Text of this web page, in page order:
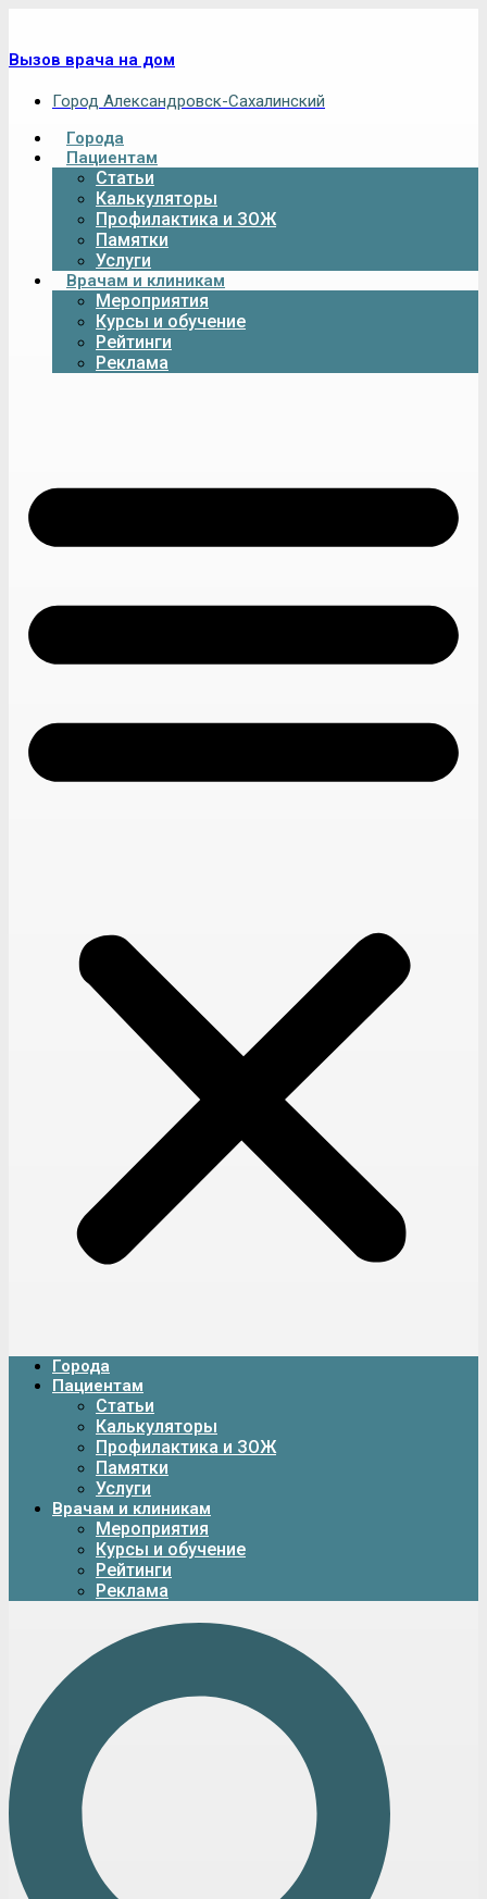
Вызов врача на дом
Город Александровск-Сахалинский
Города
Пациентам
Статьи
Калькуляторы
Профилактика и ЗОЖ
Памятки
Услуги
Врачам и клиникам
Мероприятия
Курсы и обучение
Рейтинги
Реклама
Города
Пациентам
Статьи
Калькуляторы
Профилактика и ЗОЖ
Памятки
Услуги
Врачам и клиникам
Мероприятия
Курсы и обучение
Рейтинги
Реклама